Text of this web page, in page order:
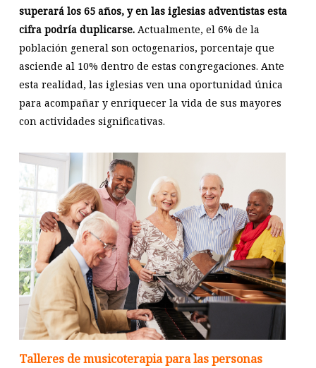
superará los 65 años, y en las iglesias adventistas esta
cifra podría duplicarse.Actualmente, el 6% de la
población general son octogenarios, porcentaje que
asciende al 10% dentro de estas congregaciones. Ante
esta realidad, las iglesias ven una oportunidad única
para acompañar y enriquecer la vida de sus mayores
con actividades significativas.
Talleres de musicoterapia para las personas